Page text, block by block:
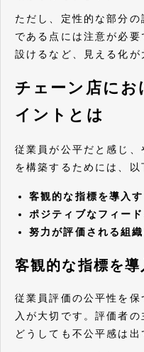
ただし、定性的な部分
である点には注意が必
設けるなど、見える化が
チェーン店にお
イントとは
従業員が公平だと感じ
を構築するためには、以
客観的な指標を導入す
ポジティブなフィー
努力が評価される組
客観的な指標を導
従業員評価の公平性を
入が大切です。評価者の
どうしても不公平感は出